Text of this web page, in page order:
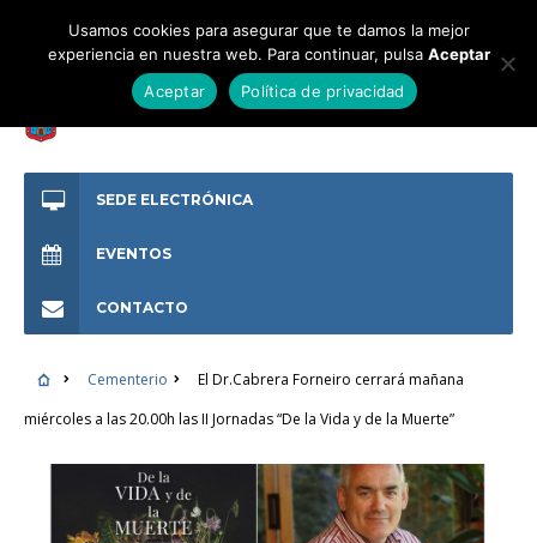
SEDE ELECTRÓNICA
EVENTOS
CONTACTO
Cementerio
El Dr.Cabrera Forneiro cerrará mañana
miércoles a las 20.00h las II Jornadas “De la Vida y de la Muerte”
Usamos cookies para asegurar que te damos la mejor
experiencia en nuestra web. Para continuar, pulsa Aceptar
Aceptar
Política de privacidad